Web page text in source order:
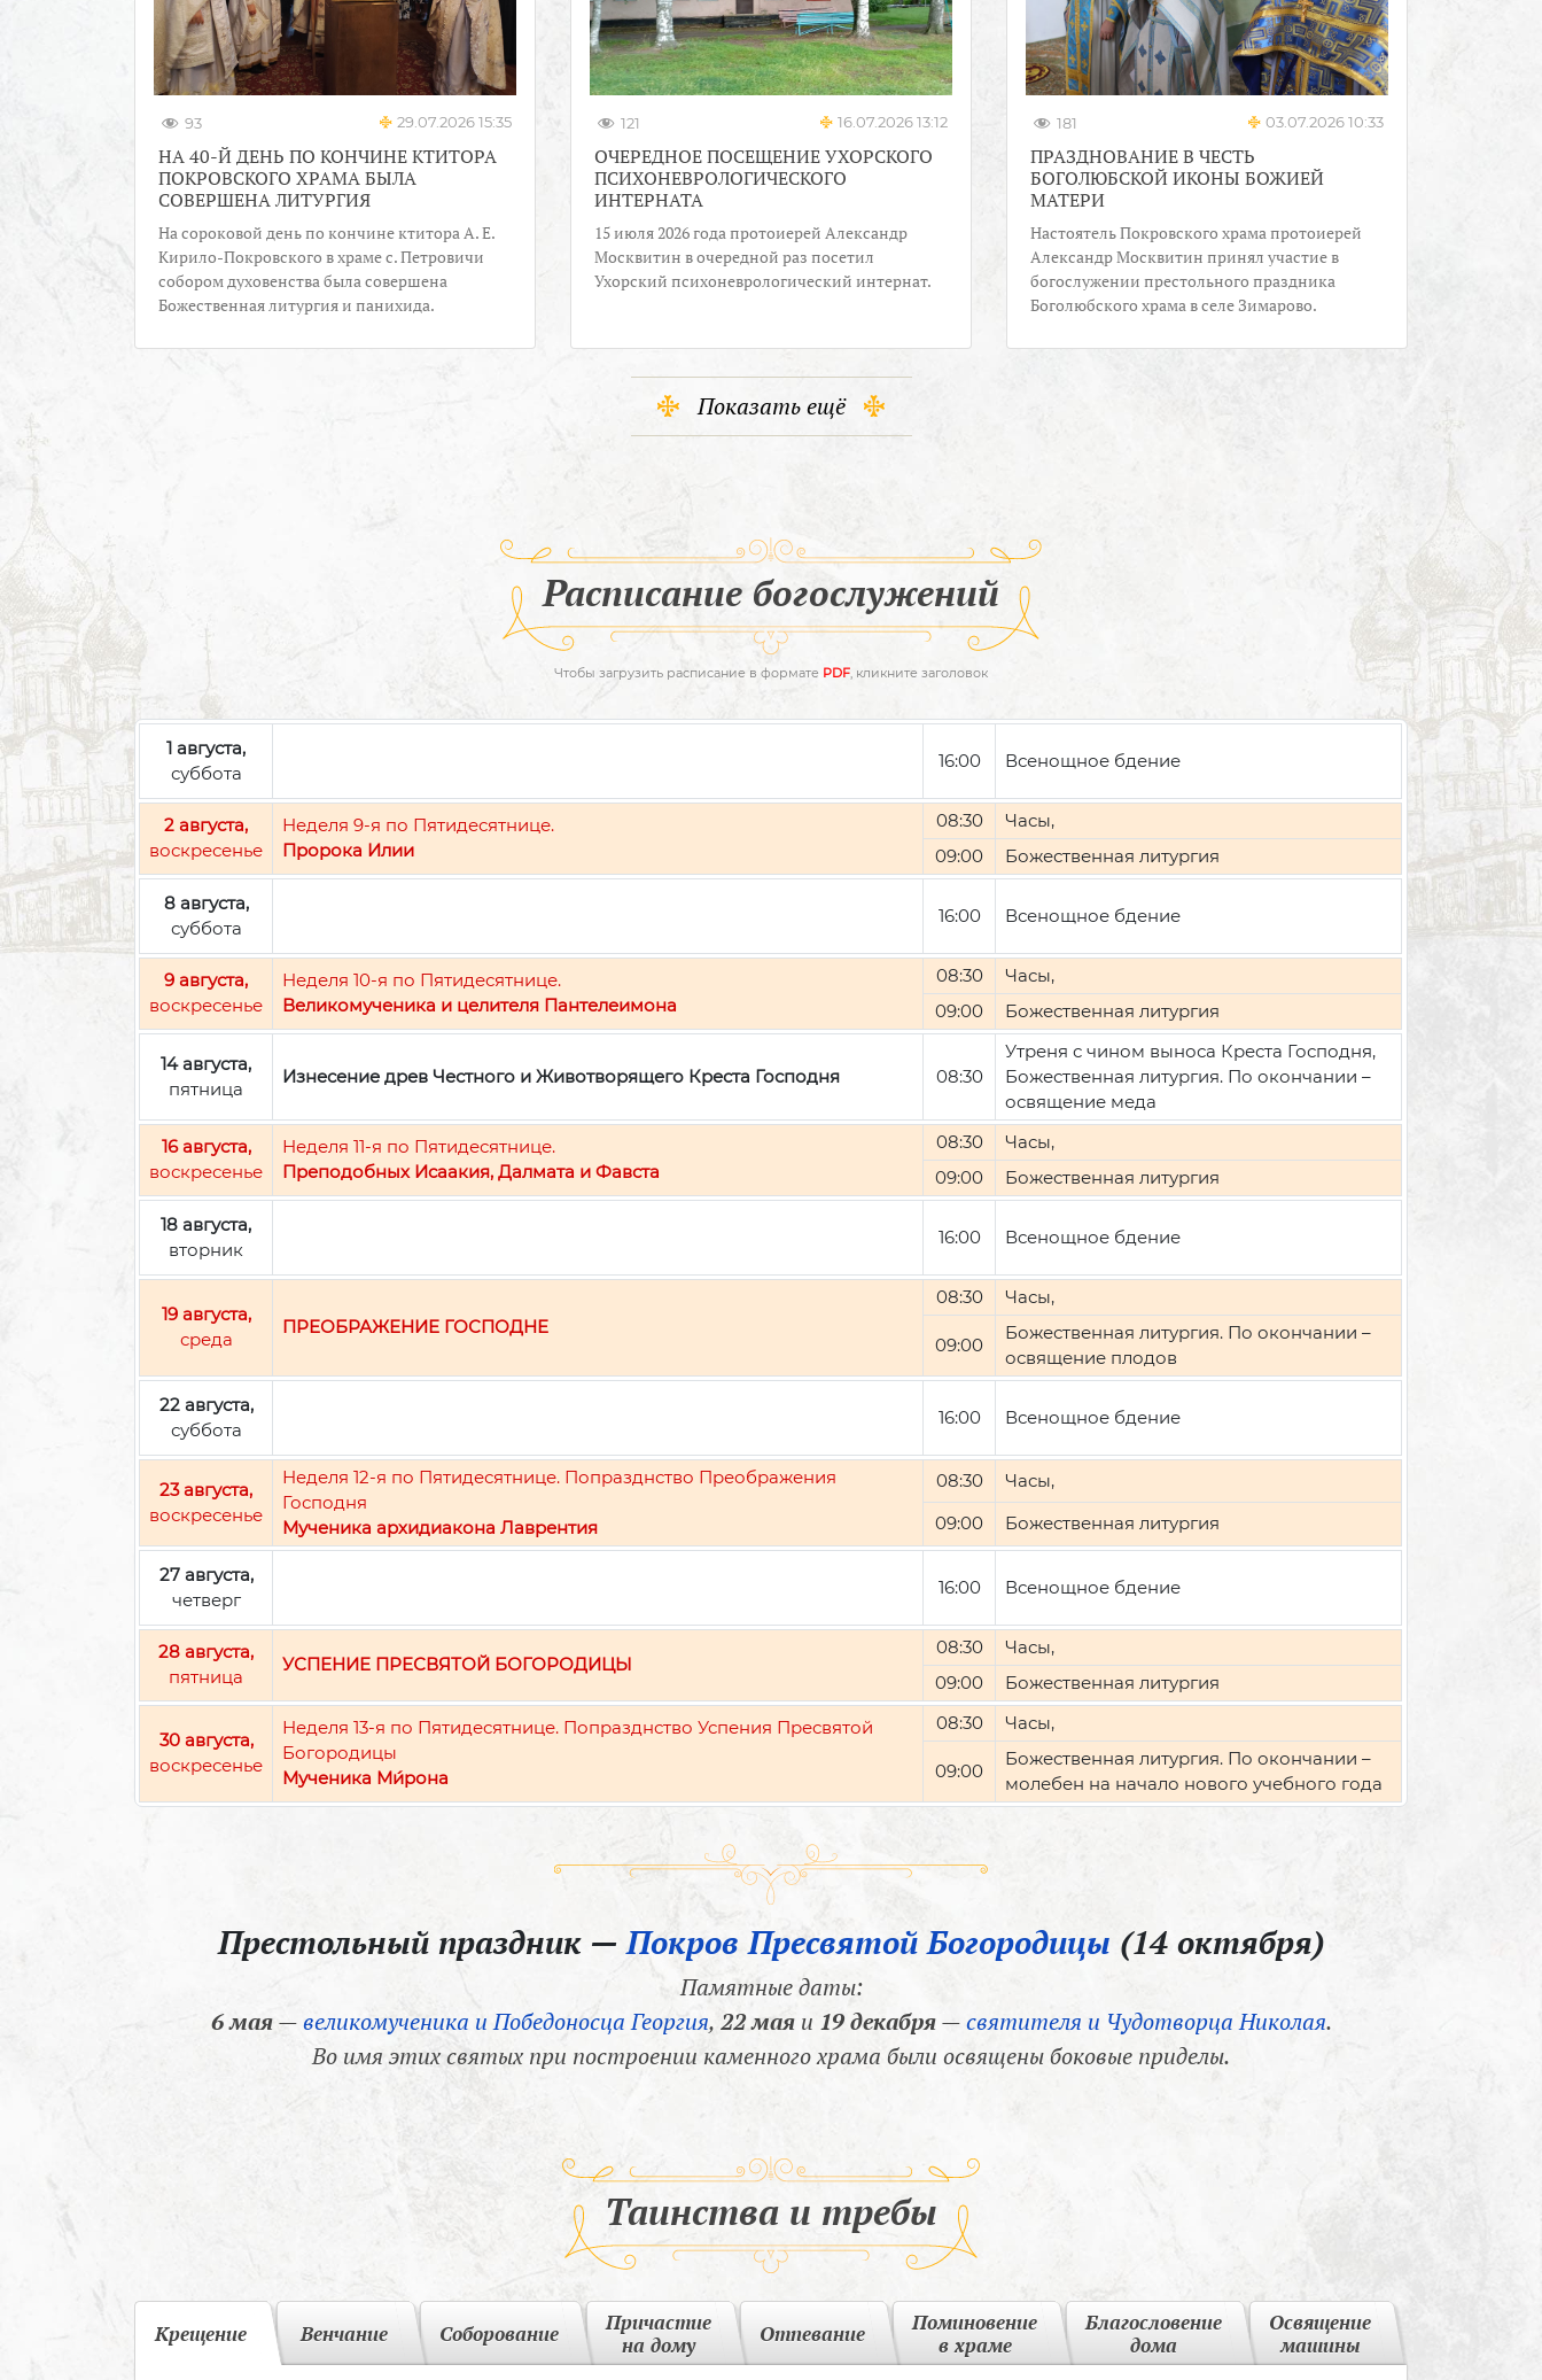
93 29.07.2026 15:35
НА 40-Й ДЕНЬ ПО КОНЧИНЕ КТИТОРА
ПОКРОВСКОГО ХРАМА БЫЛА
СОВЕРШЕНА ЛИТУРГИЯ
На сороковой день по кончине ктитора А. Е.
Кирило-Покровского в храме с. Петровичи
собором духовенства была совершена
Божественная литургия и панихида.
121 16.07.2026 13:12
ОЧЕРЕДНОЕ ПОСЕЩЕНИЕ УХОРСКОГО
ПСИХОНЕВРОЛОГИЧЕСКОГО
ИНТЕРНАТА
15 июля 2026 года протоиерей Александр
Москвитин в очередной раз посетил
Ухорский психоневрологический интернат.
181 03.07.2026 10:33
ПРАЗДНОВАНИЕ В ЧЕСТЬ
БОГОЛЮБСКОЙ ИКОНЫ БОЖИЕЙ
МАТЕРИ
Настоятель Покровского храма протоиерей
Александр Москвитин принял участие в
богослужении престольного праздника
Боголюбского храма в селе Зимарово.
Показать ещё
Расписание богослужений
Чтобы загрузить расписание в формате PDF, кликните заголовок
1 августа,
суббота
16:00 Всенощное бдение
2 августа,
воскресенье
Неделя 9-я по Пятидесятнице.
Пророка Илии
08:30
Часы,
09:00
Божественная литургия
8 августа,
суббота
16:00 Всенощное бдение
9 августа,
воскресенье
Неделя 10-я по Пятидесятнице.
Великомученика и целителя Пантелеимона
08:30
Часы,
09:00
Божественная литургия
14 августа,
пятница
Изнесение древ Честного и Животворящего Креста Господня 08:30
Утреня с чином выноса Креста Господня,
Божественная литургия. По окончании –
освящение меда
16 августа,
воскресенье
Неделя 11-я по Пятидесятнице.
Преподобных Исаакия, Далмата и Фавста
08:30
Часы,
09:00
Божественная литургия
18 августа,
вторник
16:00 Всенощное бдение
19 августа,
среда
ПРЕОБРАЖЕНИЕ ГОСПОДНЕ
08:30 Часы,
09:00
Божественная литургия. По окончании –
освящение плодов
22 августа,
суббота
16:00 Всенощное бдение
23 августа,
воскресенье
Неделя 12-я по Пятидесятнице. Попразднство Преображения
Господня
Мученика архидиакона Лаврентия
08:30
Часы,
09:00
Божественная литургия
27 августа,
четверг
16:00 Всенощное бдение
28 августа,
пятница
УСПЕНИЕ ПРЕСВЯТОЙ БОГОРОДИЦЫ
08:30
Часы,
09:00
Божественная литургия
30 августа,
воскресенье
Неделя 13-я по Пятидесятнице. Попразднство Успения Пресвятой
Богородицы
Мученика Ми́рона
08:30 Часы,
09:00
Божественная литургия. По окончании –
молебен на начало нового учебного года
Престольный праздник —Покров Пресвятой Богородицы (14 октября)
Памятные даты:
6 мая—великомученика и Победоносца Георгия, 22 маяи 19 декабря—святителя и Чудотворца Николая.
Во имя этих святых при построении каменного храма были освящены боковые приделы.
Таинства и требы
Крещение Венчание Соборование
Причастие
на дому
Отпевание
Поминовение
в храме
Благословение
дома
Освящение
машины